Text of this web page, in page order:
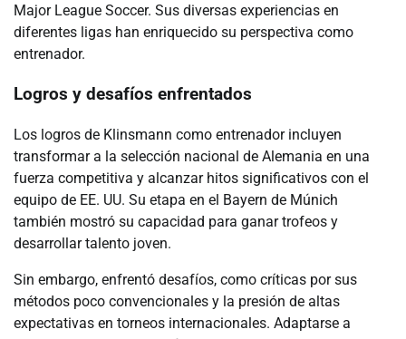
Major League Soccer. Sus diversas experiencias en
diferentes ligas han enriquecido su perspectiva como
entrenador.
Logros y desafíos enfrentados
Los logros de Klinsmann como entrenador incluyen
transformar a la selección nacional de Alemania en una
fuerza competitiva y alcanzar hitos significativos con el
equipo de EE. UU. Su etapa en el Bayern de Múnich
también mostró su capacidad para ganar trofeos y
desarrollar talento joven.
Sin embargo, enfrentó desafíos, como críticas por sus
métodos poco convencionales y la presión de altas
expectativas en torneos internacionales. Adaptarse a